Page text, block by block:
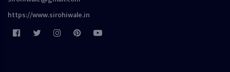
https://www.sirohiwale.in